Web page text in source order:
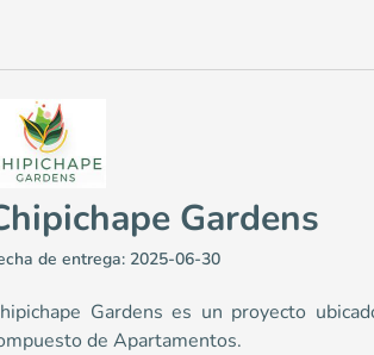
Gardens
de entrega: 2025-06-30
Gardens es un proyecto
de Apartamentos.